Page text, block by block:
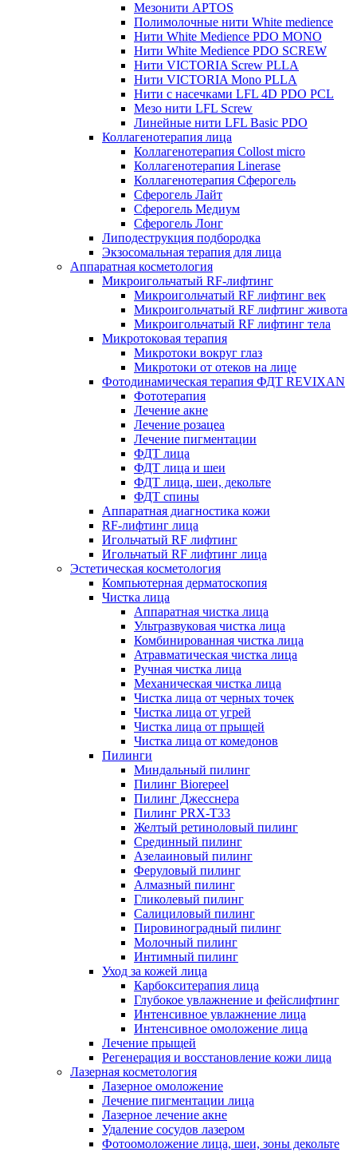
Мезонити APTOS
Полимолочные нити White medience
Нити White Medience PDO MONO
Нити White Medience PDO SCREW
Нити VICTORIA Screw PLLA
Нити VICTORIA Mono PLLA
Нити с насечками LFL 4D PDO PCL
Мезо нити LFL Screw
Линейные нити LFL Basic PDO
Коллагенотерапия лица
Коллагенотерапия Collost micro
Коллагенотерапия Linerase
Коллагенотерапия Сферогель
Сферогель Лайт
Сферогель Медиум
Сферогель Лонг
Липодеструкция подбородка
Экзосомальная терапия для лица
Аппаратная косметология
Микроигольчатый RF-лифтинг
Микроигольчатый RF лифтинг век
Микроигольчатый RF лифтинг живота
Микроигольчатый RF лифтинг тела
Микротоковая терапия
Микротоки вокруг глаз
Микротоки от отеков на лице
Фотодинамическая терапия ФДТ REVIXAN
Фототерапия
Лечение акне
Лечение розацеа
Лечение пигментации
ФДТ лица
ФДТ лица и шеи
ФДТ лица, шеи, декольте
ФДТ спины
Аппаратная диагностика кожи
RF-лифтинг лица
Игольчатый RF лифтинг
Игольчатый RF лифтинг лица
Эстетическая косметология
Компьютерная дерматоскопия
Чистка лица
Аппаратная чистка лица
Ультразвуковая чистка лица
Комбинированная чистка лица
Атравматическая чистка лица
Ручная чистка лица
Механическая чистка лица
Чистка лица от черных точек
Чистка лица от угрей
Чистка лица от прыщей
Чистка лица от комедонов
Пилинги
Миндальный пилинг
Пилинг Biorepeel
Пилинг Джесснера
Пилинг PRX-T33
Желтый ретиноловый пилинг
Срединный пилинг
Азелаиновый пилинг
Феруловый пилинг
Алмазный пилинг
Гликолевый пилинг
Салициловый пилинг
Пировиноградный пилинг
Молочный пилинг
Интимный пилинг
Уход за кожей лица
Карбокситерапия лица
Глубокое увлажнение и фейслифтинг
Интенсивное увлажнение лица
Интенсивное омоложение лица
Лечение прыщей
Регенерация и восстановление кожи лица
Лазерная косметология
Лазерное омоложение
Лечение пигментации лица
Лазерное лечение акне
Удаление сосудов лазером
Фотоомоложение лица, шеи, зоны декольте